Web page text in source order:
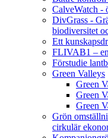
CalveWatch -
DivGrass -
biodiversitet
Ett
FLIVAB1 –
Förstudie
Green Valleys
Green
Green
Green
Grön
cirkulär